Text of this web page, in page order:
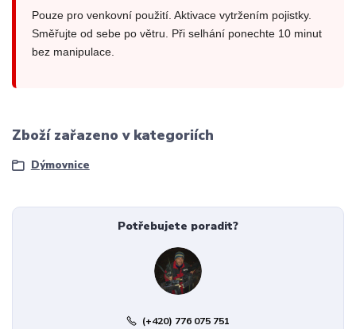
Pouze pro venkovní použití. Aktivace vytržením pojistky.
Směřujte od sebe po větru. Při selhání ponechte 10 minut
bez manipulace.
Zboží zařazeno v kategoriích
Dýmovnice
Potřebujete poradit?
(+420) 776 075 751